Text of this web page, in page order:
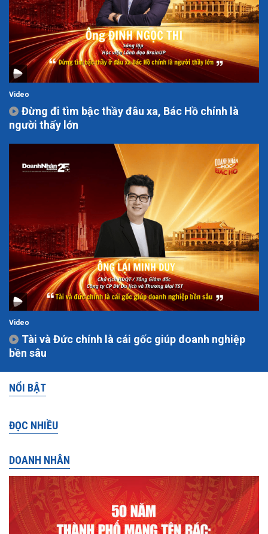
Video
Đừng đi tìm bậc thầy đâu xa, Bác Hồ chính là
người thấy lớn
Video
Tài và Đức chính là cái gốc giúp doanh nghiệp
bền sâu
NỔI BẬT
ĐỌC NHIỀU
DOANH NHÂN